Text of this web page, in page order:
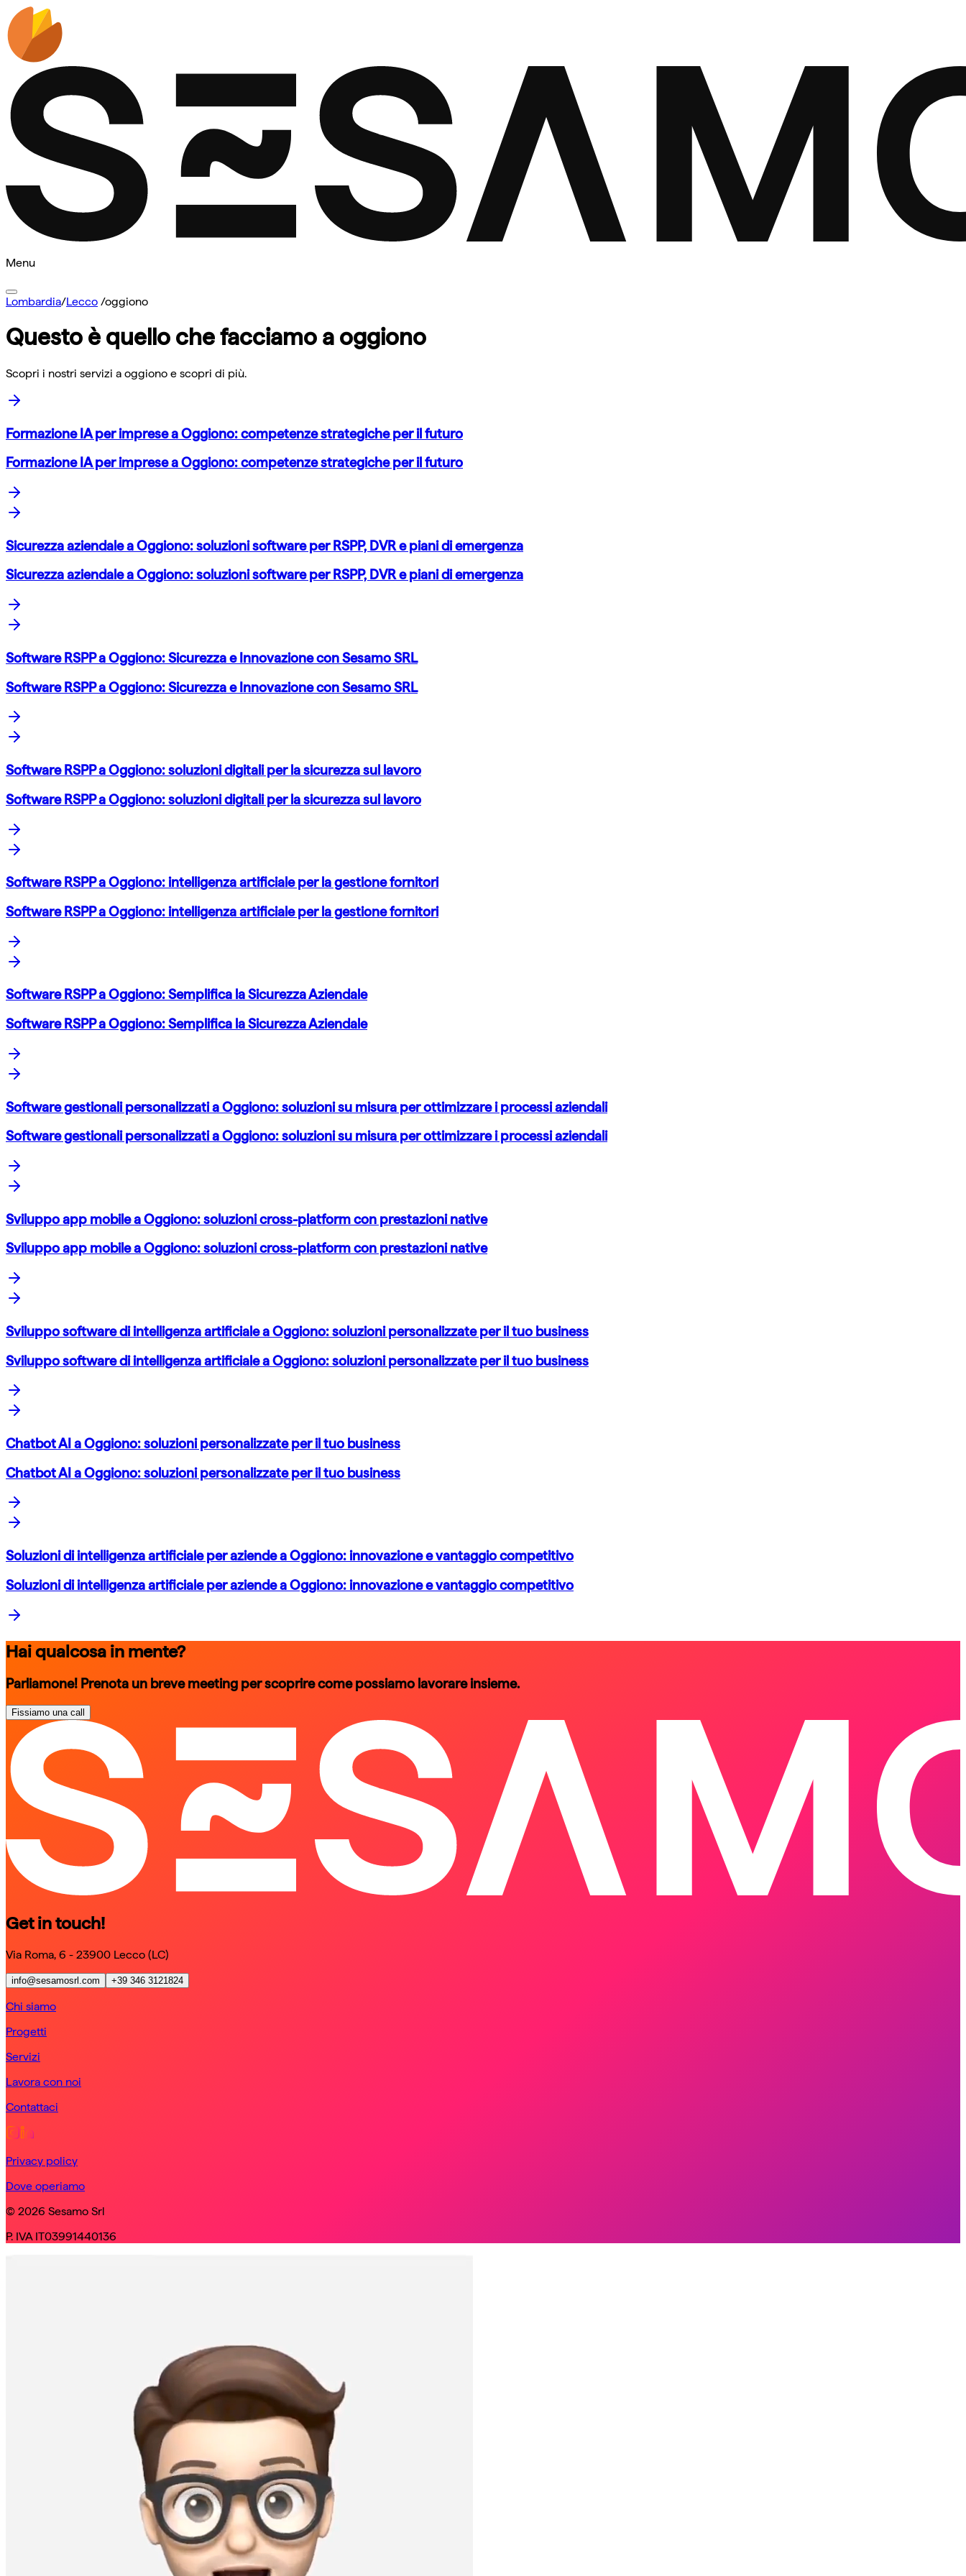
Menu
Lombardia/Lecco /oggiono
Questo è quello che facciamo a oggiono
Scopri i nostri servizi a oggiono e scopri di più.
Formazione IA per imprese a Oggiono: competenze strategiche per il futuro
Formazione IA per imprese a Oggiono: competenze strategiche per il futuro
Sicurezza aziendale a Oggiono: soluzioni software per RSPP, DVR e piani di emergenza
Sicurezza aziendale a Oggiono: soluzioni software per RSPP, DVR e piani di emergenza
Software RSPP a Oggiono: Sicurezza e Innovazione con Sesamo SRL
Software RSPP a Oggiono: Sicurezza e Innovazione con Sesamo SRL
Software RSPP a Oggiono: soluzioni digitali per la sicurezza sul lavoro
Software RSPP a Oggiono: soluzioni digitali per la sicurezza sul lavoro
Software RSPP a Oggiono: intelligenza artificiale per la gestione fornitori
Software RSPP a Oggiono: intelligenza artificiale per la gestione fornitori
Software RSPP a Oggiono: Semplifica la Sicurezza Aziendale
Software RSPP a Oggiono: Semplifica la Sicurezza Aziendale
Software gestionali personalizzati a Oggiono: soluzioni su misura per ottimizzare i processi aziendali
Software gestionali personalizzati a Oggiono: soluzioni su misura per ottimizzare i processi aziendali
Sviluppo app mobile a Oggiono: soluzioni cross-platform con prestazioni native
Sviluppo app mobile a Oggiono: soluzioni cross-platform con prestazioni native
Sviluppo software di intelligenza artificiale a Oggiono: soluzioni personalizzate per il tuo business
Sviluppo software di intelligenza artificiale a Oggiono: soluzioni personalizzate per il tuo business
Chatbot AI a Oggiono: soluzioni personalizzate per il tuo business
Chatbot AI a Oggiono: soluzioni personalizzate per il tuo business
Soluzioni di intelligenza artificiale per aziende a Oggiono: innovazione e vantaggio competitivo
Soluzioni di intelligenza artificiale per aziende a Oggiono: innovazione e vantaggio competitivo
Hai qualcosa in mente?
Parliamone! Prenota un breve meeting per scoprire come possiamo lavorare insieme.
Fissiamo una call
schedule a call
schedule a call
Get in touch!
Via Roma, 6 - 23900 Lecco (LC)
info@sesamosrl.com +39 346 3121824
Chi siamo
Progetti
Servizi
Lavora con noi
Contattaci
Privacy policy
Dove operiamo
© 2026 Sesamo Srl
P. IVA IT03991440136